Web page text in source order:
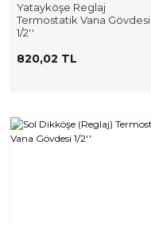
Yatayköşe Reglaj
Termostatik Vana Gövdesi
1/2''
820,02 TL